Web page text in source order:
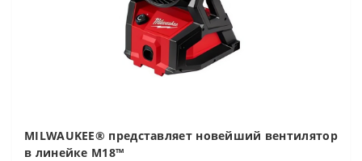
MILWAUKEE® представляет новейший вентилятор
в линейке M18™